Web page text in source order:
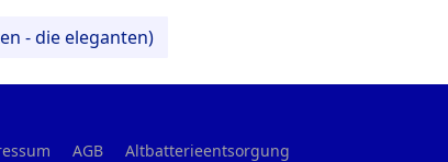
- die eleganten)
AGB Altbatterieentsorgung